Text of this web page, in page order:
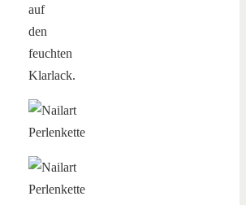
auf
den
feuchten
Klarlack.